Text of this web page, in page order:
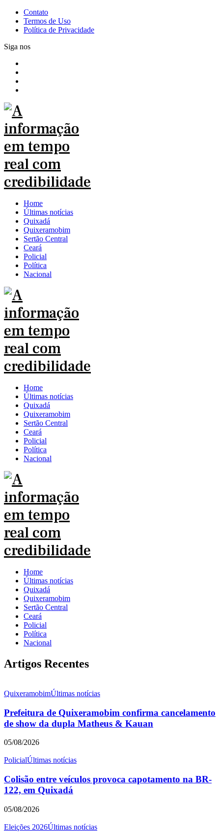
Contato
Termos de Uso
Política de Privacidade
Siga nos
Home
Últimas notícias
Quixadá
Quixeramobim
Sertão Central
Ceará
Policial
Política
Nacional
Home
Últimas notícias
Quixadá
Quixeramobim
Sertão Central
Ceará
Policial
Política
Nacional
Home
Últimas notícias
Quixadá
Quixeramobim
Sertão Central
Ceará
Policial
Política
Nacional
Artigos Recentes
QuixeramobimÚltimas notícias
Prefeitura de Quixeramobim confirma cancelamento
de show da dupla Matheus & Kauan
05/08/2026
PolicialÚltimas notícias
Colisão entre veículos provoca capotamento na BR-
122, em Quixadá
05/08/2026
Eleições 2026Últimas notícias